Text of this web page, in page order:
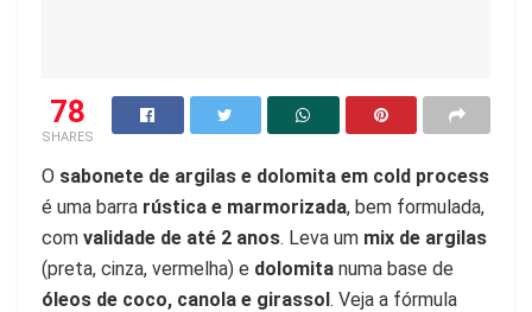
78
SHARES
O sabonete de argilas e dolomita em cold process
é uma barra rústica e marmorizada, bem formulada,
com validade de até 2 anos. Leva um mix de argilas
(preta, cinza, vermelha) e dolomita numa base de
óleos de coco, canola e girassol. Veja a fórmula